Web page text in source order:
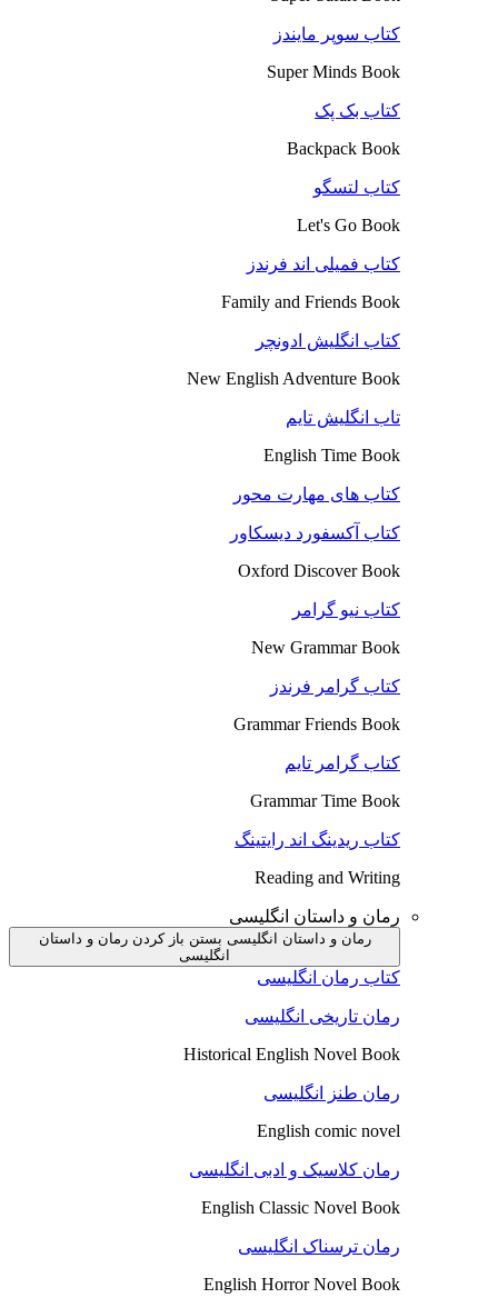
کتاب سوپر مایندز
Super Minds Book
کتاب بک پک
Backpack Book
کتاب لتسگو
Let's Go Book
کتاب فمیلی اند فرندز
Family and Friends Book
کتاب انگلیش ادونچر
New English Adventure Book
تاب انگلیش تایم
English Time Book
کتاب های مهارت محور
کتاب آکسفورد دیسکاور
Oxford Discover Book
کتاب نیو گرامر
New Grammar Book
کتاب گرامر فرندز
Grammar Friends Book
کتاب گرامر تایم
Grammar Time Book
کتاب ریدینگ اند رایتینگ
Reading and Writing
رمان و داستان انگلیسی
رمان و داستان انگلیسی بستن باز کردن رمان و داستان
انگلیسی
کتاب رمان انگلیسی
رمان تاریخی انگلیسی
Historical English Novel Book
رمان طنز انگلیسی
English comic novel
رمان کلاسیک و ادبی انگلیسی
English Classic Novel Book
رمان ترسناک انگلیسی
English Horror Novel Book